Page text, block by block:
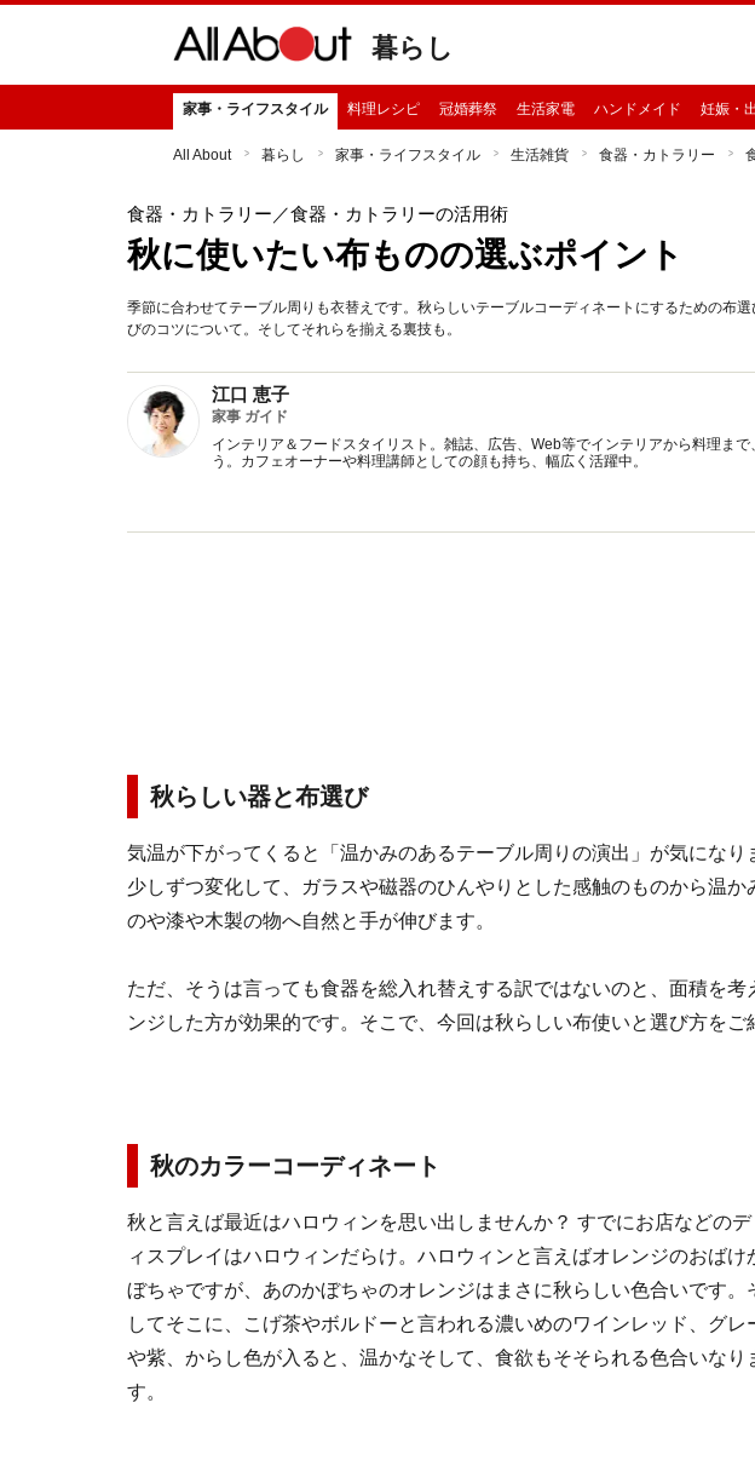
暮らし
家事・ライフスタイル 料理レシピ 冠婚葬祭 生活家電 ハンドメイド 妊娠・
All About 暮らし 家事・ライフスタイル 生活雑貨 食器・カトラリー
食器・カトラリー ／食器・カトラリーの活用術
秋に使いたい布ものの選ぶポイント
季節に合わせてテーブル周りも衣替えです。秋らしいテーブルコーディネートにするための布
びのコツについて。そしてそれらを揃える裏技も。
江口 恵子
家事 ガイド
インテリア＆フードスタイリスト。雑誌、広告、Web等でインテリアから料理ま
う。カフェオーナーや料理講師としての顔も持ち、幅広く活躍中。
秋らしい器と布選び
気温が下がってくると「温かみのあるテーブル周りの演出」が気になり
少しずつ変化して、ガラスや磁器のひんやりとした感触のものから温か
のや漆や木製の物へ自然と手が伸びます。
ただ、そうは言っても食器を総入れ替えする訳ではないのと、面積を考
ンジした方が効果的です。そこで、今回は秋らしい布使いと選び方をご
秋のカラーコーディネート
秋と言えば最近はハロウィンを思い出しませんか？ すでにお店などのデ
ィスプレイはハロウィンだらけ。ハロウィンと言えばオレンジのおばけ
ぼちゃですが、あのかぼちゃのオレンジはまさに秋らしい色合いです。
してそこに、こげ茶やボルドーと言われる濃いめのワインレッド、グレ
や紫、からし色が入ると、温かなそして、食欲もそそられる色合いなり
す。